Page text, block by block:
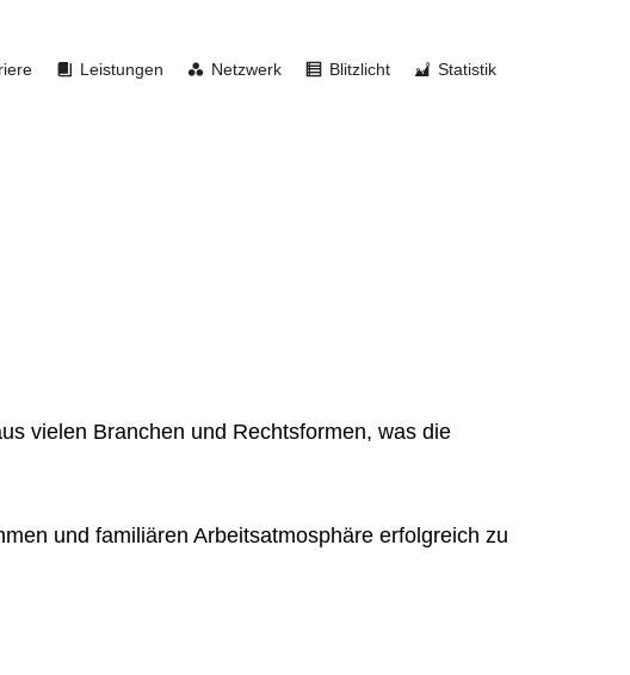
Leistungen Netzwerk Blitzlicht Statistik
vielen Branchen und Rechtsformen, was die
und familiären Arbeitsatmosphäre erfolgreich zu